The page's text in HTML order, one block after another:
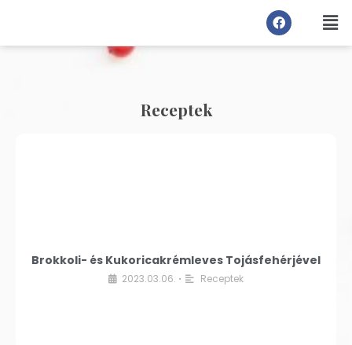
Receptek
Brokkoli- és Kukoricakrémleves Tojásfehérjével
2023.03.06. • Receptek